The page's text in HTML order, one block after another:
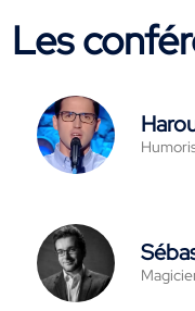
Les